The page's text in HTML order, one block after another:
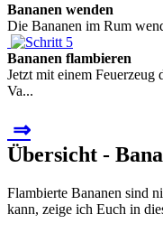
Bananen wenden
Die Bananen im Rum
Bananen flambieren
Jetzt mit einem
Va...
⇒
Übersicht -
Flambierte Bananen sind
kann, zeige ich Euch in